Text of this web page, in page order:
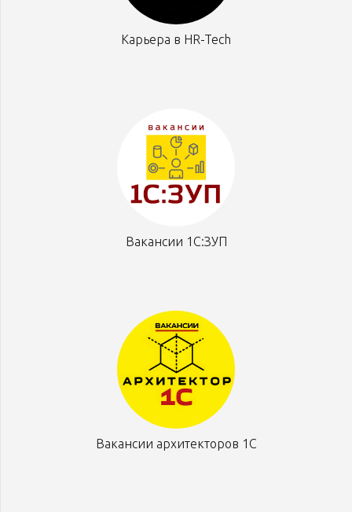
Карьера в HR-Tech
Вакансии 1С:ЗУП
Вакансии архитекторов 1С